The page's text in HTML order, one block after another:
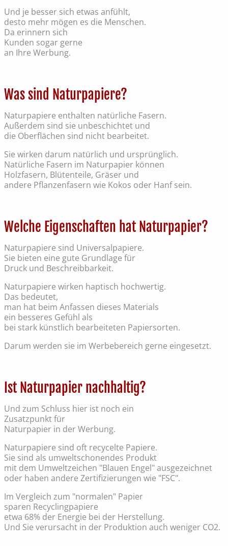
Und je besser sich etwas anfühlt,
desto mehr mögen es die Menschen.
Da erinnern sich
Kunden sogar gerne
an Ihre Werbung.
Was sind Naturpapiere?
Naturpapiere enthalten natürliche Fasern.
Außerdem sind sie unbeschichtet und
die Oberflächen sind nicht bearbeitet.
Sie wirken darum natürlich und ursprünglich.
Natürliche Fasern im Naturpapier können
Holzfasern, Blütenteile, Gräser und
andere Pflanzenfasern wie Kokos oder Hanf sein.
Welche Eigenschaften hat Naturpapier?
Naturpapiere sind Universalpapiere.
Sie bieten eine gute Grundlage für
Druck und Beschreibbarkeit.
Naturpapiere wirken haptisch hochwertig.
Das bedeutet,
man hat beim Anfassen dieses Materials
ein besseres Gefühl als
bei stark künstlich bearbeiteten Papiersorten.
Darum werden sie im Werbebereich gerne eingesetzt.
Ist Naturpapier nachhaltig?
Und zum Schluss hier ist noch ein
Zusatzpunkt für
Naturpapier in der Werbung.
Naturpapiere sind oft recycelte Papiere.
Sie sind als umweltschonendes Produkt
mit dem Umweltzeichen "Blauen Engel" ausgezeichnet
oder haben andere Zertifizierungen wie "FSC".
Im Vergleich zum "normalen" Papier
sparen Recyclingpapiere
etwa 68% der Energie bei der Herstellung.
Und Sie verursacht in der Produktion auch weniger CO2.